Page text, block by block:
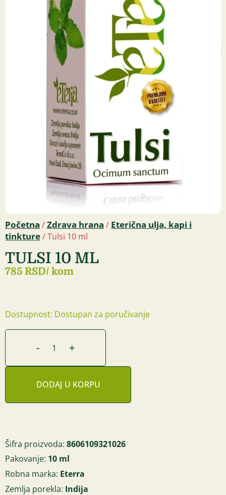
Početna /Zdrava hrana / Eterična ulja, kapi i
tinkture/ Tulsi 10 ml
TULSI 10 ML
785 RSD/ kom
Dostupnost: Dostupan za poručivanje
- +
DODAJ U KORPU
Šifra proizvoda: 8606109321026
Pakovanje: 10 ml
Robna marka: Eterra
Zemlja porekla: Indija